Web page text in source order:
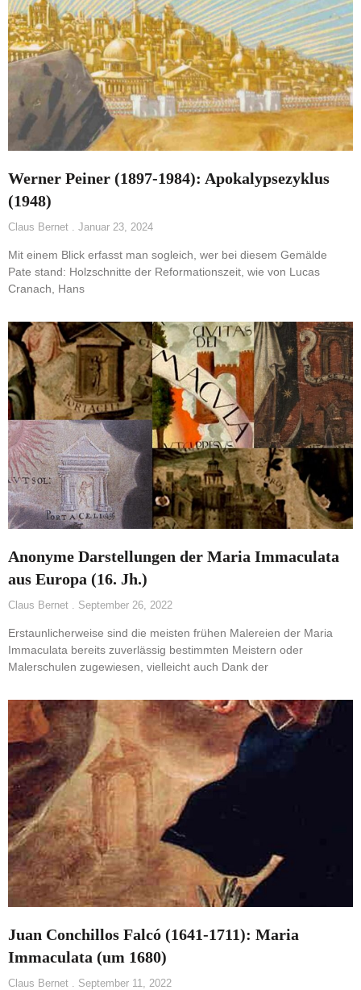
Werner Peiner (1897-1984): Apokalypsezyklus
(1948)
Claus Bernet Januar 23, 2024
Mit einem Blick erfasst man sogleich, wer bei diesem Gemälde
Pate stand: Holzschnitte der Reformationszeit, wie von Lucas
Cranach, Hans
Anonyme Darstellungen der Maria Immaculata
aus Europa (16. Jh.)
Claus Bernet September 26, 2022
Erstaunlicherweise sind die meisten frühen Malereien der Maria
Immaculata bereits zuverlässig bestimmten Meistern oder
Malerschulen zugewiesen, vielleicht auch Dank der
Juan Conchillos Falcó (1641-1711): Maria
Immaculata (um 1680)
Claus Bernet September 11, 2022